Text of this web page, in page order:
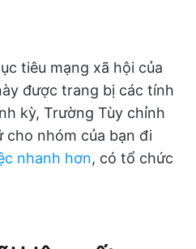
tiêu mạng xã hội của
được trang bị các tính
kỳ, Trường Tùy chỉnh
cho nhóm của bạn đi
nhanh hơn, có tổ chức